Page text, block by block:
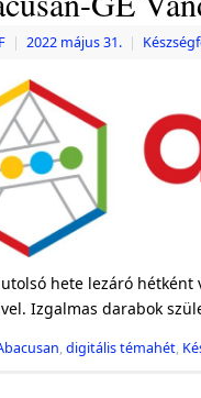
| 2022 május 31. |
hete lezáró
Izgalmas darabok
,digitális témahét,